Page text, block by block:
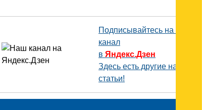
Подписывайтесь на наш
канал
в Яндекс.Дзен
Здесь есть другие наши
статьи!